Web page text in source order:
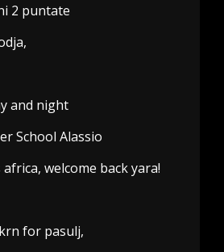
2 puntate
and night
School Alassio
welcome back yara!
for pasulj,